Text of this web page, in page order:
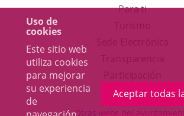
Uso de
cookies
Este sitio web
utiliza cookies
para mejorar
su experiencia
de
Aceptar todas
Para ti
en
una
Otras webs del